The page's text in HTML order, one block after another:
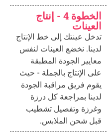
الخطوة 4 - إنتاج
العينات
تدخل عينتك إلى خط الإنتاج
لدينا. نخضع العينات لنفس
معايير الجودة المطبقة
على الإنتاج بالجملة - حيث
يقوم فريق مراقبة الجودة
لدينا بمراجعة كل درزة
وغرزة وتفصيل تشطيب
قبل شحن الملابس.